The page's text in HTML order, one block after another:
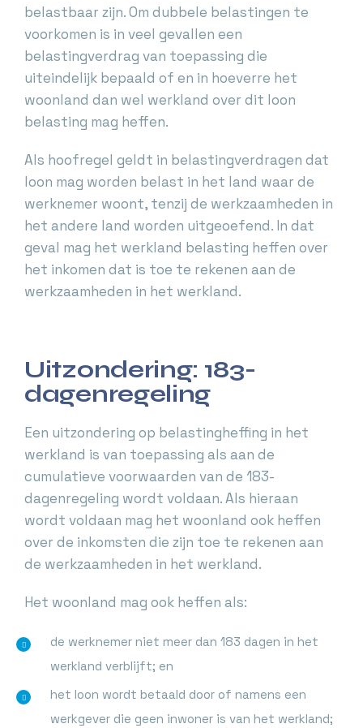
belastbaar zijn. Om dubbele belastingen te
voorkomen is in veel gevallen een
belastingverdrag van toepassing die
uiteindelijk bepaald of en in hoeverre het
woonland dan wel werkland over dit loon
belasting mag heffen.
Als hoofregel geldt in belastingverdragen dat
loon mag worden belast in het land waar de
werknemer woont, tenzij de werkzaamheden in
het andere land worden uitgeoefend. In dat
geval mag het werkland belasting heffen over
het inkomen dat is toe te rekenen aan de
werkzaamheden in het werkland.
Uitzondering: 183-
dagenregeling
Een uitzondering op belastingheffing in het
werkland is van toepassing als aan de
cumulatieve voorwaarden van de 183-
dagenregeling wordt voldaan. Als hieraan
wordt voldaan mag het woonland ook heffen
over de inkomsten die zijn toe te rekenen aan
de werkzaamheden in het werkland.
Het woonland mag ook heffen als:
de werknemer niet meer dan 183 dagen in het
werkland verblijft; en
het loon wordt betaald door of namens een
werkgever die geen inwoner is van het werkland;